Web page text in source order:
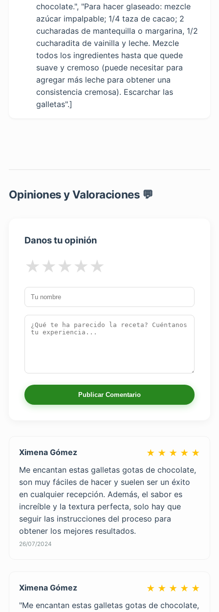
chocolate.", "Para hacer glaseado: mezcle
azúcar impalpable; 1/4 taza de cacao; 2
cucharadas de mantequilla o margarina, 1/2
cucharadita de vainilla y leche. Mezcle
todos los ingredientes hasta que quede
suave y cremoso (puede necesitar para
agregar más leche para obtener una
consistencia cremosa). Escarchar las
galletas".]
Opiniones y Valoraciones 💬
Danos tu opinión
★
★
★
★
★
Publicar Comentario
Ximena Gómez ★ ★ ★ ★ ★
Me encantan estas galletas gotas de chocolate,
son muy fáciles de hacer y suelen ser un éxito
en cualquier recepción. Además, el sabor es
increíble y la textura perfecta, solo hay que
seguir las instrucciones del proceso para
obtener los mejores resultados.
26/07/2024
Ximena Gómez ★ ★ ★ ★ ★
"Me encantan estas galletas gotas de chocolate,